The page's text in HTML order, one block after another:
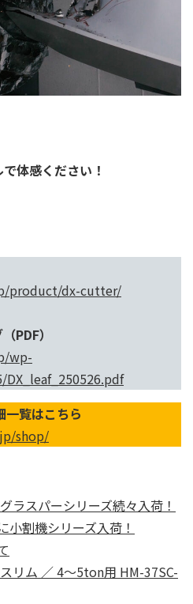
体感ください！
product/dx-cutter/
PDF）
wp-
一覧はこちら
shop/
ラスパーシリーズ続々入荷！
小割機シリーズ入荷！
リム ／ 4〜5ton用 HM-37SC-